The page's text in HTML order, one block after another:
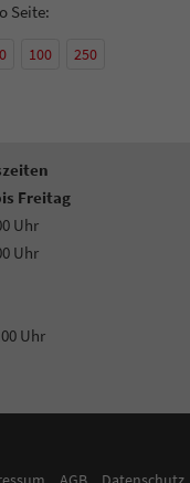
Seite:
100 250
Freitag
Uhr
Uhr
Uhr